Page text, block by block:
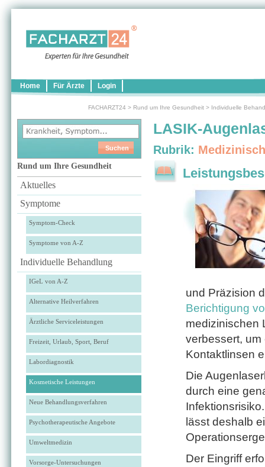
Home Für Ärzte Login
FACHARZT24 > Rund um Ihre Gesundheit > Individuelle
Rund um Ihre Gesundheit
Aktuelles
Symptome
Symptom-Check
Symptome von A-Z
Individuelle Behandlung
IGeL von A-Z
Alternative Heilverfahren
Ärztliche Serviceleistungen
Freizeit, Urlaub, Sport, Beruf
Labordiagnostik
Kosmetische Leistungen
Neue Behandlungsverfahren
Psychotherapeutische Angebote
Umweltmedizin
Vorsorge-Untersuchungen
LASIK-
Rubrik:
und Präzision
Berichtigung
medizinischen
verbessert, um
Kontaktlinsen
Die
durch eine
lässt deshalb
Der Eingriff